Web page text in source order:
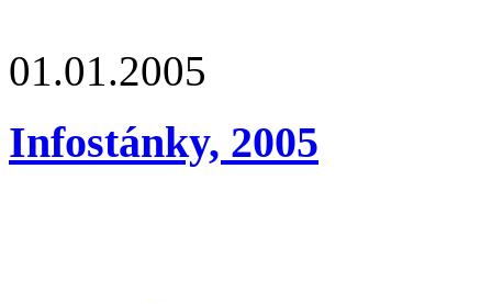
01.01.2005
Infostánky, 2005